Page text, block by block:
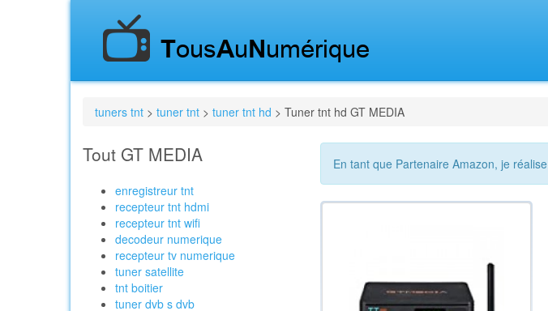
tuners tnt > tuner tnt > tuner tnt hd > Tuner tnt hd GT MEDIA
Tout GT MEDIA
enregistreur tnt
recepteur tnt hdmi
recepteur tnt wifi
decodeur numerique
recepteur tv numerique
tuner satellite
tnt boitier
tuner dvb s dvb
En tant que Partenaire Amazon, je